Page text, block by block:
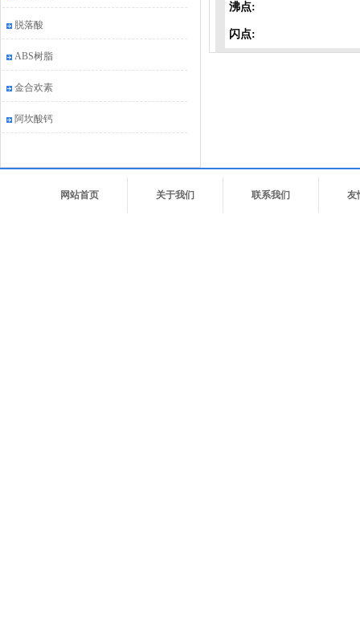
脱落酸
ABS树脂
金合欢素
阿坎酸钙
沸点:
闪点:
网站首页 关于我们 联系我们 友